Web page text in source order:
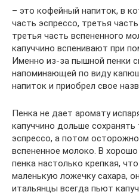
– это кофейный напиток, в
часть эспрессо, третья
третья часть вспененного
капуччино вспенивают при
Именно из-за пышной пенки
напоминающей по виду
напиток и приобрел свое
Пенка не дает аромату
капуччино дольше сохранять
эспрессо, а потом
вспененное молоко. В
пенка настолько крепкая,
маленькую ложечку сахара,
итальянцы всегда пьют